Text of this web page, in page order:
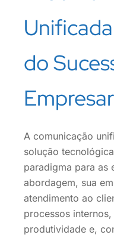
do
A comunicação
solução
paradigma para as
abordagem, sua
atendimento ao
processos
produtividade e,